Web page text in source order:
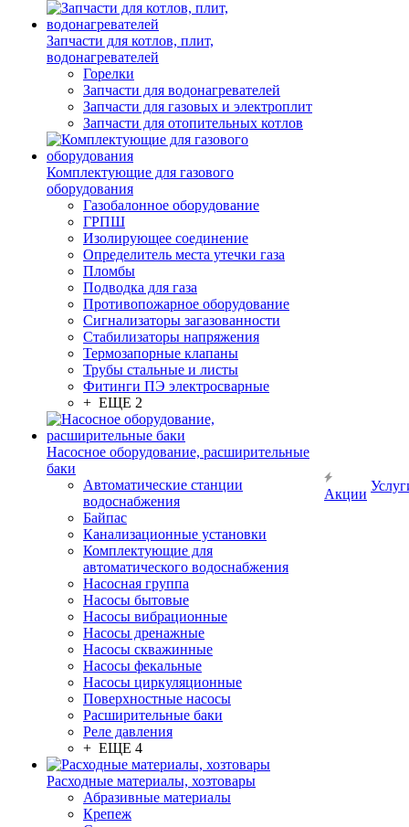
Запчасти для котлов, плит,
водонагревателей
Горелки
Запчасти для водонагревателей
Запчасти для газовых и электроплит
Запчасти для отопительных котлов
Комплектующие для газового
оборудования
Газобалонное оборудование
ГРПШ
Изолирующее соединение
Определитель места утечки газа
Пломбы
Подводка для газа
Противопожарное оборудование
Сигнализаторы загазованности
Стабилизаторы напряжения
Термозапорные клапаны
Трубы стальные и листы
Фитинги ПЭ электросварные
+ ЕЩЕ 2
Насосное оборудование, расширительные
баки
Автоматические станции
водоснабжения
Байпас
Канализационные установки
Комплектующие для
автоматического водоснабжения
Насосная группа
Насосы бытовые
Насосы вибрационные
Насосы дренажные
Насосы скважинные
Насосы фекальные
Насосы циркуляционные
Поверхностные насосы
Расширительные баки
Реле давления
+ ЕЩЕ 4
Расходные материалы, хозтовары
Абразивные материалы
Крепеж
Акции